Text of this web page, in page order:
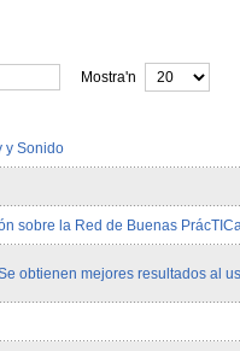
Mostra'n
y Sonido
sobre la Red de Buenas
obtienen mejores resultados al